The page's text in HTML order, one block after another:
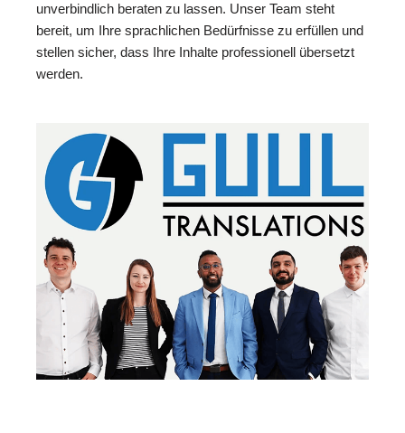
unverbindlich beraten zu lassen. Unser Team steht
bereit, um Ihre sprachlichen Bedürfnisse zu erfüllen und
stellen sicher, dass Ihre Inhalte professionell übersetzt
werden.